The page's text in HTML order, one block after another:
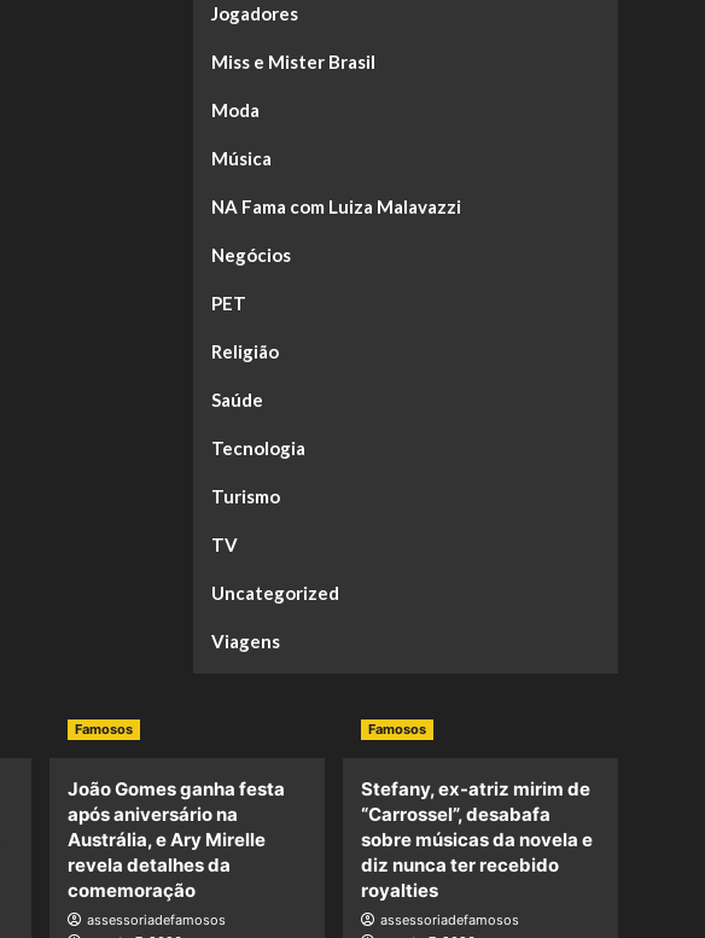
Jogadores
Miss e Mister Brasil
Moda
Música
NA Fama com Luiza Malavazzi
Negócios
PET
Religião
Saúde
Tecnologia
Turismo
TV
Uncategorized
Viagens
Famosos
João Gomes ganha festa
após aniversário na
Austrália, e Ary Mirelle
revela detalhes da
comemoração
assessoriadefamosos
Famosos
Stefany, ex-atriz mirim de
“Carrossel”, desabafa
sobre músicas da novela e
diz nunca ter recebido
royalties
assessoriadefamosos